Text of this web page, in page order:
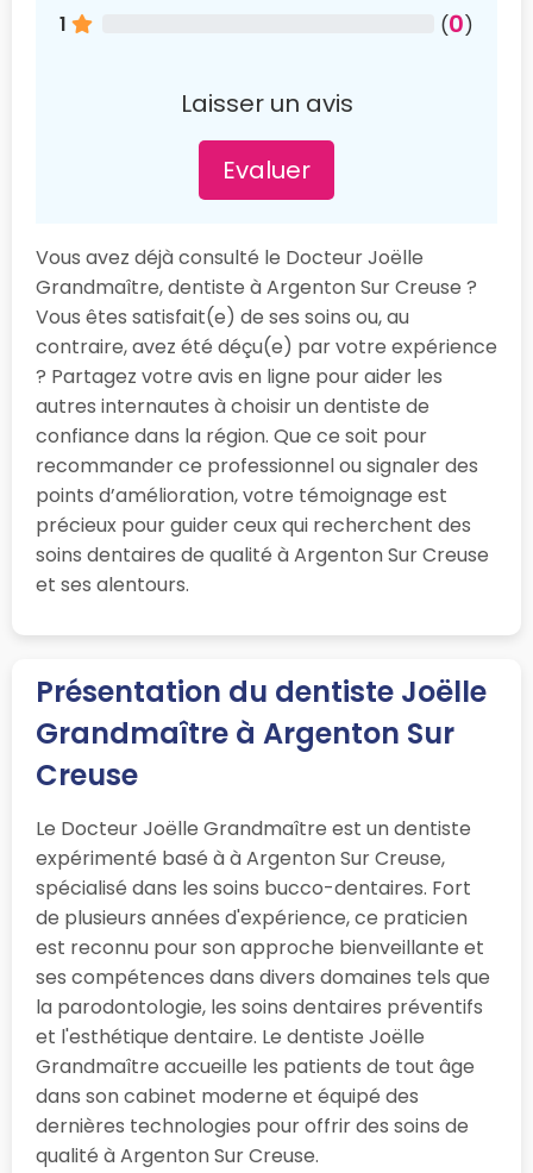
1
(0)
Laisser un avis
Evaluer
Vous avez déjà consulté le Docteur Joëlle
Grandmaître, dentiste à Argenton Sur Creuse ?
Vous êtes satisfait(e) de ses soins ou, au
contraire, avez été déçu(e) par votre expérience
? Partagez votre avis en ligne pour aider les
autres internautes à choisir un dentiste de
confiance dans la région. Que ce soit pour
recommander ce professionnel ou signaler des
points d’amélioration, votre témoignage est
précieux pour guider ceux qui recherchent des
soins dentaires de qualité à Argenton Sur Creuse
et ses alentours.
Présentation du dentiste Joëlle
Grandmaître à Argenton Sur
Creuse
Le Docteur Joëlle Grandmaître est un dentiste
expérimenté basé à à Argenton Sur Creuse,
spécialisé dans les soins bucco-dentaires. Fort
de plusieurs années d'expérience, ce praticien
est reconnu pour son approche bienveillante et
ses compétences dans divers domaines tels que
la parodontologie, les soins dentaires préventifs
et l'esthétique dentaire. Le dentiste Joëlle
Grandmaître accueille les patients de tout âge
dans son cabinet moderne et équipé des
dernières technologies pour offrir des soins de
qualité à Argenton Sur Creuse.